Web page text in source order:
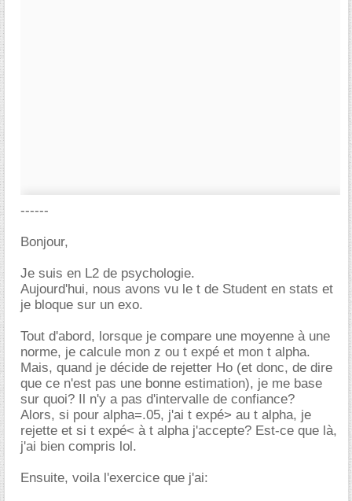
------
Bonjour,
Je suis en L2 de psychologie.
Aujourd'hui, nous avons vu le t de Student en stats et
je bloque sur un exo.
Tout d'abord, lorsque je compare une moyenne à une
norme, je calcule mon z ou t expé et mon t alpha.
Mais, quand je décide de rejetter Ho (et donc, de dire
que ce n'est pas une bonne estimation), je me base
sur quoi? Il n'y a pas d'intervalle de confiance?
Alors, si pour alpha=.05, j'ai t expé> au t alpha, je
rejette et si t expé< à t alpha j'accepte? Est-ce que là,
j'ai bien compris lol.
Ensuite, voila l'exercice que j'ai: